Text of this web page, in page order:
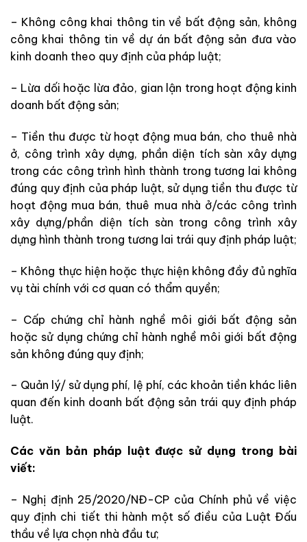
– Không công khai thông tin về bất động sản, không
công khai thông tin về dự án bất động sản đưa vào
kinh doanh theo quy định của pháp luật;
– Lừa dối hoặc lừa đảo, gian lận trong hoạt động kinh
doanh bất động sản;
– Tiền thu được từ hoạt động mua bán, cho thuê nhà
ở, công trình xây dựng, phần diện tích sàn xây dựng
trong các công trình hình thành trong tương lai không
đúng quy định của pháp luật, sử dụng tiền thu được từ
hoạt động mua bán, thuê mua nhà ở/các công trình
xây dựng/phần diện tích sàn trong công trình xây
dựng hình thành trong tương lai trái quy định pháp luật;
– Không thực hiện hoặc thực hiện không đầy đủ nghĩa
vụ tài chính với cơ quan có thẩm quyền;
– Cấp chứng chỉ hành nghề môi giới bất động sản
hoặc sử dụng chứng chỉ hành nghề môi giới bất động
sản không đúng quy định;
– Quản lý/ sử dụng phí, lệ phí, các khoản tiền khác liên
quan đến kinh doanh bất động sản trái quy định pháp
luật.
Các văn bản pháp luật được sử dụng trong bài
viết:
– Nghị định 25/2020/NĐ-CP của Chính phủ về việc
quy định chi tiết thi hành một số điều của Luật Đấu
thầu về lựa chọn nhà đầu tư;